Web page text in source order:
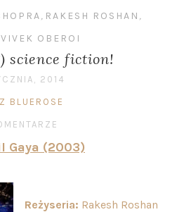
, RAKESH ROSHAN ,
VIVEK OBEROI
science fiction!
2014
BLUEROSE
Gaya (2003)
Reżyseria: Rakesh Roshan